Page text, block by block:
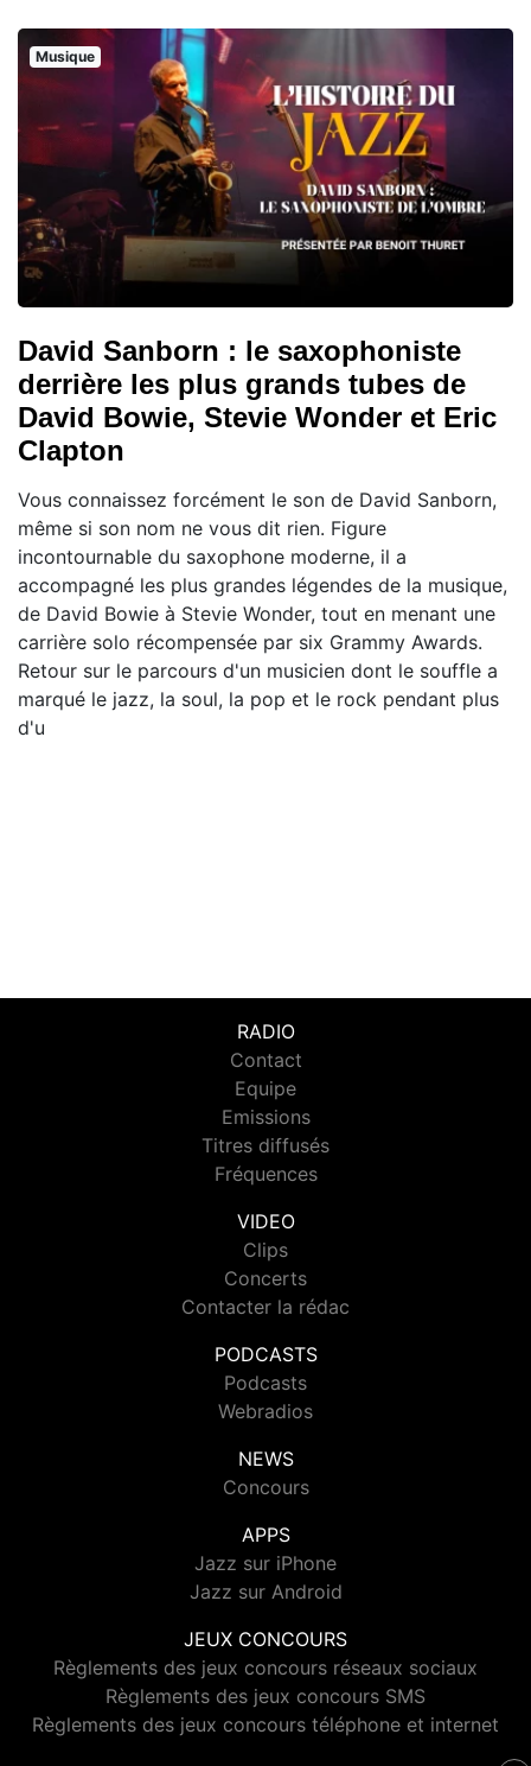
Musique
David Sanborn : le saxophoniste
derrière les plus grands tubes de
David Bowie, Stevie Wonder et Eric
Clapton
Vous connaissez forcément le son de David Sanborn,
même si son nom ne vous dit rien. Figure
incontournable du saxophone moderne, il a
accompagné les plus grandes légendes de la musique,
de David Bowie à Stevie Wonder, tout en menant une
carrière solo récompensée par six Grammy Awards.
Retour sur le parcours d'un musicien dont le souffle a
marqué le jazz, la soul, la pop et le rock pendant plus
d'u
RADIO
Contact
Equipe
Emissions
Titres diffusés
Fréquences
VIDEO
Clips
Concerts
Contacter la rédac
PODCASTS
Podcasts
Webradios
NEWS
Concours
APPS
Jazz sur iPhone
Jazz sur Android
JEUX CONCOURS
Règlements des jeux concours réseaux sociaux
Règlements des jeux concours SMS
Règlements des jeux concours téléphone et internet